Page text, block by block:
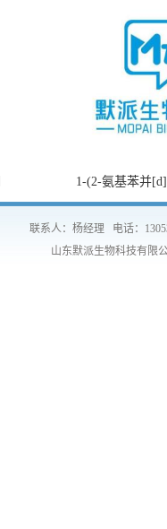
1-(2-氨基苯并
联系人：杨经理 电话：
山东默派生物科技有限